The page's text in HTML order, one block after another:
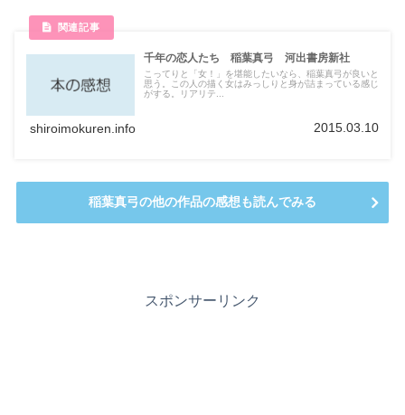
千年の恋人たち 稲葉真弓 河出書房新社
こってりと「女！」を堪能したいなら、稲葉真弓が良いと
思う。この人の描く女はみっしりと身が詰まっている感じ
がする。リアリテ...
shiroimokuren.info 2015.03.10
稲葉真弓の他の作品の感想も読んでみる
スポンサーリンク